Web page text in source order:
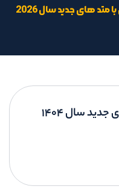
های جدید سال 2026
اجرای رنگ ساختمانی با متد های جدید سال 1404